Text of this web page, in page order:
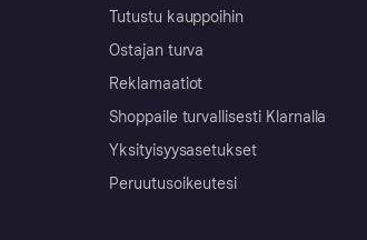
Tutustu kauppoihin
Ostajan turva
Reklamaatiot
Shoppaile turvallisesti Klarnalla
Yksityisyysasetukset
Peruutusoikeutesi